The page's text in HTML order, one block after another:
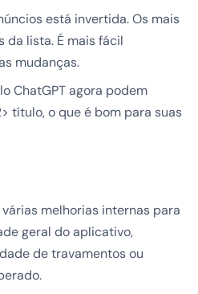
está invertida. Os mais
da lista. É mais fácil
mudanças.
ChatGPT agora podem
título, o que é bom para suas
várias melhorias internas para
geral do aplicativo,
de travamentos ou